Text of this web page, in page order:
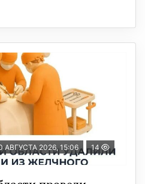
АВГУСТА 2026, 15:06 14